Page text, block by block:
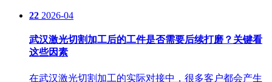
22 2026-04
武汉激光切割加工后的工件是否需要后续打磨？关键看
这些因素
在武汉激光切割加工的实际对接中，很多客户都会产生